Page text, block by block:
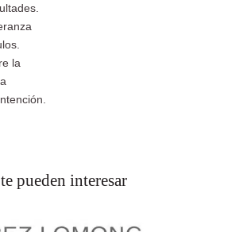
la
pueden interesar